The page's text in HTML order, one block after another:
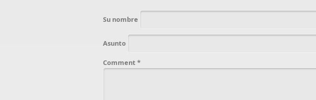
Su nombre
Asunto
Comment *